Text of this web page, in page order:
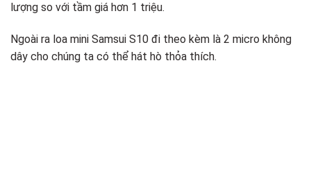
lượng so với tầm giá hơn 1 triệu.
Ngoài ra loa mini Samsui S10 đi theo kèm là 2 micro không
dây cho chúng ta có thể hát hò thỏa thích.